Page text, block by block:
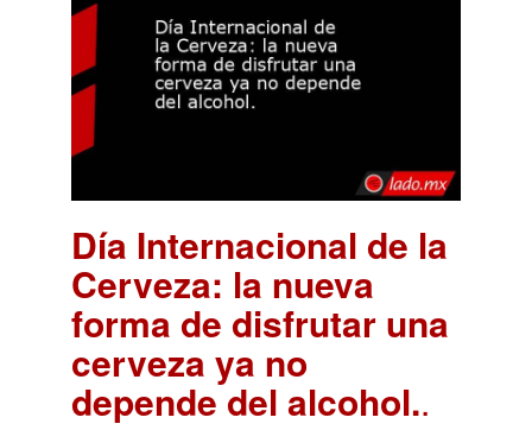
Día Internacional de la
Cerveza: la nueva
forma de disfrutar una
cerveza ya no
depende del alcohol..